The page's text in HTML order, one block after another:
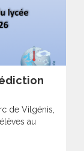
de Vilgénis,
au